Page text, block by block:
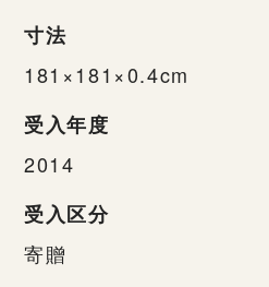
寸法
181×181×0.4cm
受入年度
2014
受入区分
寄贈